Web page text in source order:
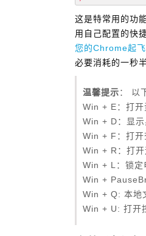
这是特常用的功
用自己配置的快
您的Chrome起飞
必要消耗的一秒
温馨提示： 以
Win + E：打
Win + D：显
Win + F：打开
Win + R：打
Win + L：锁定
Win +
Win + Q: 本地
Win + U: 打开